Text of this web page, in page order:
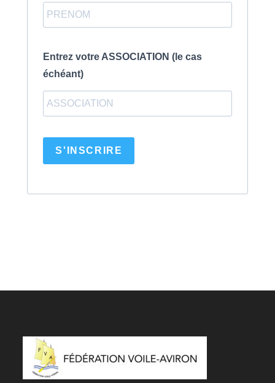
Entrez votre ASSOCIATION (le cas
échéant)
S'INSCRIRE